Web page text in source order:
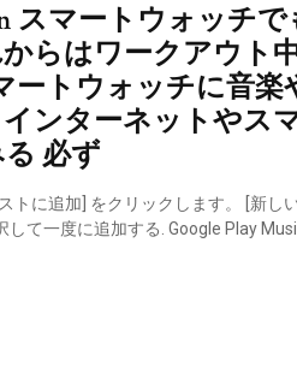
スマートウォッチで
らはワークアウト
ートウォッチに音楽
ンターネットやス
必ず
トに追加] をクリックします。 [新し
て一度に追加する. Google Play